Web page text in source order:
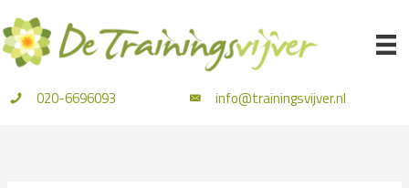
naar
de
inhoud
020-6696093 info@trainingsvijver.nl